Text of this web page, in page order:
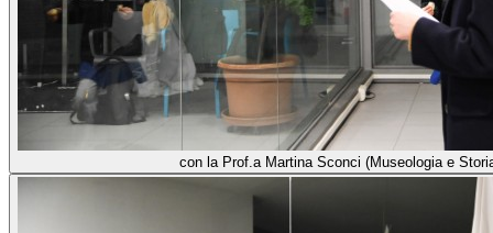
con la Prof.a Martina Sconci (Museologia e